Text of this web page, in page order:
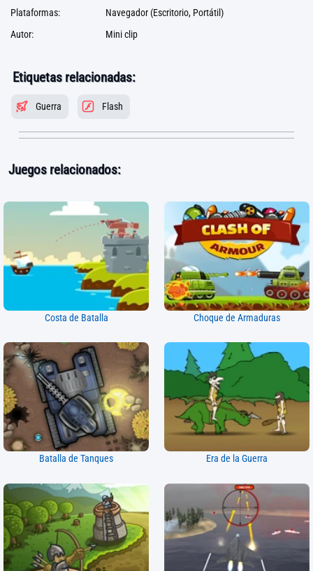
Plataformas:
Navegador (Escritorio, Portátil)
Autor:
Mini clip
Etiquetas relacionadas:
Guerra Flash
Juegos relacionados:
Costa de Batalla Choque de Armaduras
Batalla de Tanques Era de la Guerra